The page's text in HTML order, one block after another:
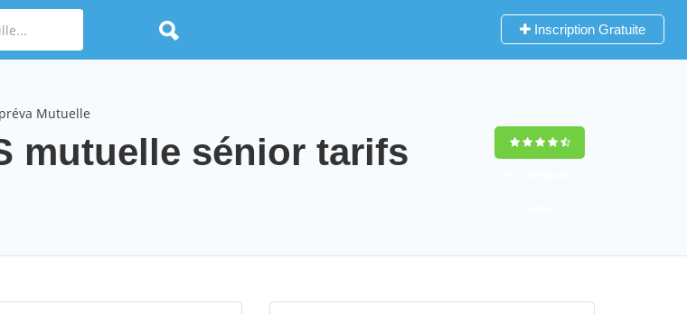
Inscription Gratuite
Mutuelle
mutuelle sénior tarifs